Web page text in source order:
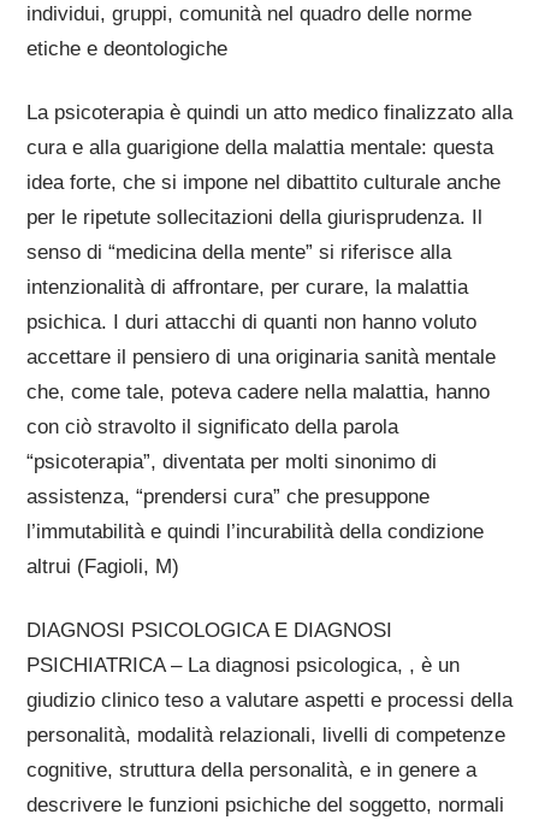
individui, gruppi, comunità nel quadro delle norme
etiche e deontologiche
La psicoterapia è quindi un atto medico finalizzato alla
cura e alla guarigione della malattia mentale: questa
idea forte, che si impone nel dibattito culturale anche
per le ripetute sollecitazioni della giurisprudenza. Il
senso di “medicina della mente” si riferisce alla
intenzionalità di affrontare, per curare, la malattia
psichica. I duri attacchi di quanti non hanno voluto
accettare il pensiero di una originaria sanità mentale
che, come tale, poteva cadere nella malattia, hanno
con ciò stravolto il significato della parola
“psicoterapia”, diventata per molti sinonimo di
assistenza, “prendersi cura” che presuppone
l’immutabilità e quindi l’incurabilità della condizione
altrui (Fagioli, M)
DIAGNOSI PSICOLOGICA E DIAGNOSI
PSICHIATRICA – La diagnosi psicologica, , è un
giudizio clinico teso a valutare aspetti e processi della
personalità, modalità relazionali, livelli di competenze
cognitive, struttura della personalità, e in genere a
descrivere le funzioni psichiche del soggetto, normali